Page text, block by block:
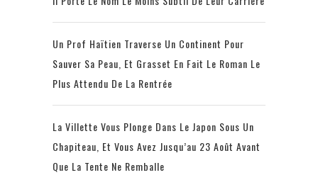
Un Prof Haïtien Traverse Un Continent Pour
Sauver Sa Peau, Et Grasset En Fait Le Roman Le
Plus Attendu De La Rentrée
La Villette Vous Plonge Dans Le Japon Sous Un
Chapiteau, Et Vous Avez Jusqu’au 23 Août Avant
Que La Tente Ne Remballe